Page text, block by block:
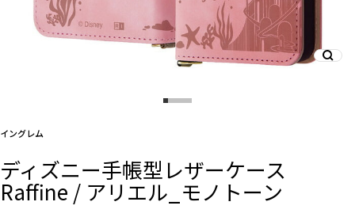
And More
デザインから探す
事業内容
イングレム
ディズニー手帳型レザーケース
Raffine / アリエル_モノトーン